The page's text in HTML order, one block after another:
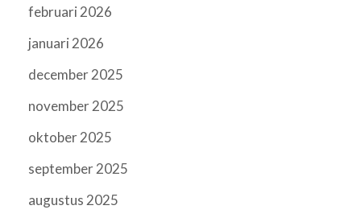
februari 2026
januari 2026
december 2025
november 2025
oktober 2025
september 2025
augustus 2025